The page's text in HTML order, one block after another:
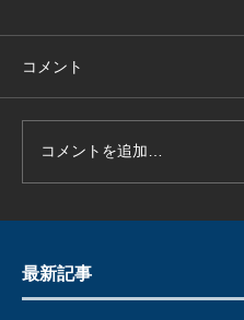
コメント
コメントを追加…
最新記事